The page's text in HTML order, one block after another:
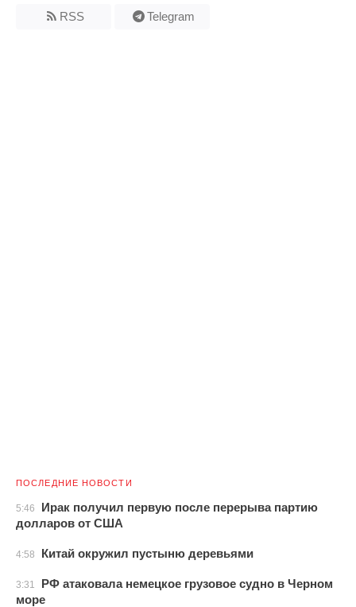
RSS Telegram
ПОСЛЕДНИЕ НОВОСТИ
5:46
Ирак получил первую после перерыва партию
долларов от США
4:58 Китай окружил пустыню деревьями
3:31
РФ атаковала немецкое грузовое судно в Черном
море